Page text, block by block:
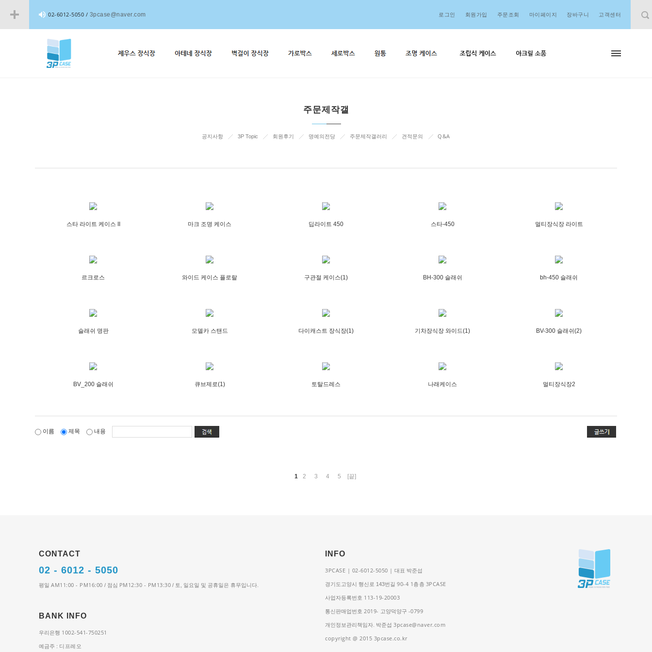
02-6012-5050 / 3pcase@naver.com 로그인 회원가입 주문조회 마이페이지 장바구니 고객센터
주문제작갤
공지사항 3P Topic 회원후기 명예의전당 주문제작갤러리 견적문의 Q&A
스타 라이트 케이스 II 마크 조명 케이스 딥라이트 450 스타-450 멀티장식장 라이트
르크로스 와이드 케이스 플로랄 구관절 케이스(1) BH-300 슬래쉬 bh-450 슬래쉬
슬래쉬 명판 모델카 스탠드 다이캐스트 장식장(1) 기차장식장 와이드(1) BV-300 슬래쉬(2)
BV_200 슬래쉬 큐브제로(1) 토탈드레스 나래케이스 멀티장식장2
이름 제목 내용
1 2 3 4 5 [끝]
CONTACT
02 - 6012 - 5050
평일 AM11:00 - PM16:00 / 점심 PM12:30 - PM13:30 / 토, 일요일 및 공휴일은 휴무입니다.
BANK INFO
우리은행 1002-541-750251
예금주 : 디프레오
INFO
3PCASE | 02-6012-5050 | 대표 박준섭
경기도고양시 행신로 143번길 90-4 1층 층 3PCASE
사업자등록번호 113-19-20003
통신판매업번호 2019- 고양덕양구 -0799
개인정보관리책임자. 박준섭 3pcase@naver.com
copyright @ 2015 3pcase.co.kr